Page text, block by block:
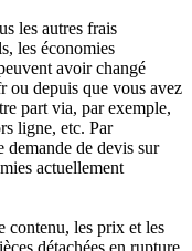
les autres frais
les économies
avoir changé
ou depuis que vous avez
part via, par exemple,
ligne, etc. Par
demande de devis sur
actuellement
contenu, les prix et les